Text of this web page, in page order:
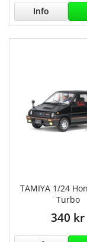
Info
TAMIYA 1/24
Turbo
340 kr